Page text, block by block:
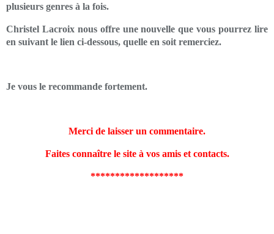
plusieurs genres à la fois.
Christel Lacroix nous offre une nouvelle que vous pourrez lire
en suivant le lien ci-dessous, quelle en soit remerciez.
Je vous le recommande fortement.
Merci de laisser un commentaire.
Faites connaître le site à vos amis et contacts.
*******************